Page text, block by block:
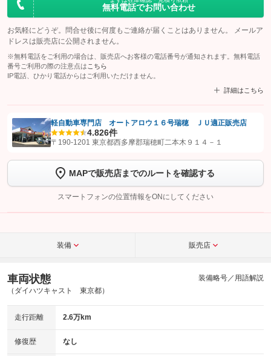
無料電話でお問い合わせ
お気軽にどうぞ。問合せ後に何度もご連絡が届くことはありません。 メールア
ドレスは販売店に公開されません。
※無料電話をご利用の場合は、販売店へお客様の電話番号が通知されます。無料電話
番号ご利用の際の注意点は こちら
IP電話、ひかり電話からはご利用いただけません。
詳細はこちら
【STEP1】認証画面でグーネットを友だち追加してから「許可する」ボタンを押
トーク画面で
ボタンをタップして問い合わせを
完了してください。
こちら
軽自動車専門店 オートアロウ１６号瑞穂 ＪＵ適正販売店
4.826件
〒190-1201 東京都西多摩郡瑞穂町二本木９１４－１
MAPで販売店までのルートを確認する
スマートフォンの位置情報をONにしてください
装備 販売店
車両状態
（ダイハツキャスト 東京都）
装備略号／用語解説
走行距離 2.6万km
修復歴 なし